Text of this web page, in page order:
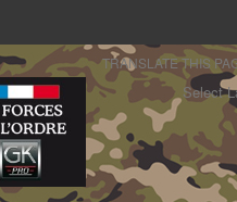
TRANSLATE THIS
Select